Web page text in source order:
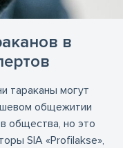
в
тараканы могут
общежитии
общества, но это
SIA «Profilakse»,